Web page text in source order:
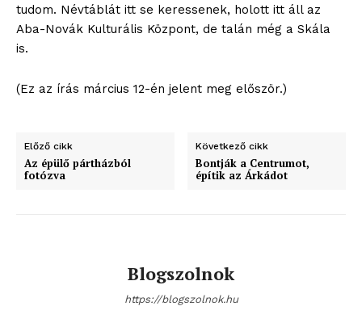
tudom. Névtáblát itt se keressenek, holott itt áll az
Aba-Novák Kulturális Központ, de talán még a Skála
is.
(Ez az írás március 12-én jelent meg először.)
Előző cikk
Az épülő pártházból
fotózva
Következő cikk
Bontják a Centrumot,
építik az Árkádot
Blogszolnok
https://blogszolnok.hu